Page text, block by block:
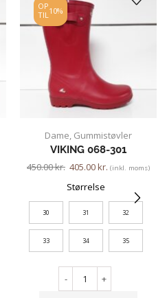
OP
TIL10%
Dame, Gummistøvler
VIKING 068-301
450.00kr. 405.00kr. (inkl. moms)
Størrelse
30 31 32
33 34 35
- +